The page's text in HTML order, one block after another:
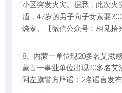
小区突发火灾。据悉，此次火
盾，47岁的男子向子女索要
烧家。【微信公众号：相见拾
8、内蒙一单位现20多名艾滋
蒙古一事业单位出现20多名艾
阿左旗警方辟谣：2名谣言发布